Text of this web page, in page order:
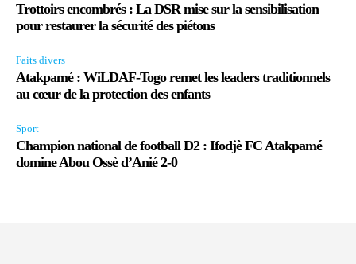
Trottoirs encombrés : La DSR mise sur la sensibilisation
pour restaurer la sécurité des piétons
Faits divers
Atakpamé : WiLDAF-Togo remet les leaders traditionnels
au cœur de la protection des enfants
Sport
Champion national de football D2 : Ifodjè FC Atakpamé
domine Abou Ossè d’Anié 2-0